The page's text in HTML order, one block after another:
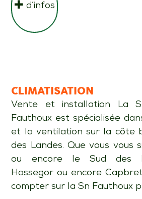
d’infos
CLIMATISATION
Vente et installation La
Fauthoux est spécialisée
et la ventilation sur la côte
des Landes. Que vous vous
ou encore le Sud des
Hossegor ou encore
compter sur la Sn Fauthoux